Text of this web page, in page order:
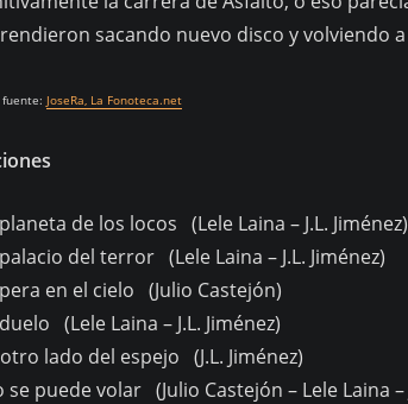
sacando nuevo disco y volviendo
JoseRa, La Fonoteca.net
de los locos (Lele Laina – J.L. Jiménez)
del terror (Lele Laina – J.L. Jiménez)
en el cielo (Julio Castejón)
(Lele Laina – J.L. Jiménez)
lado del espejo (J.L. Jiménez)
se puede volar (Julio Castejón – Lele Laina –